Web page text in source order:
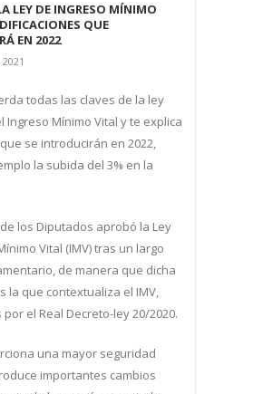
LEY DE INGRESO MÍNIMO
QUE
EN 2022
todas las claves de la ley
Ingreso Mínimo Vital y te explica
se introducirán en 2022,
la subida del 3% en la
los Diputados aprobó la Ley
Vital (IMV) tras un largo
de manera que dicha
la que contextualiza el IMV,
el Real Decreto-ley 20/2020.
una mayor seguridad
importantes cambios